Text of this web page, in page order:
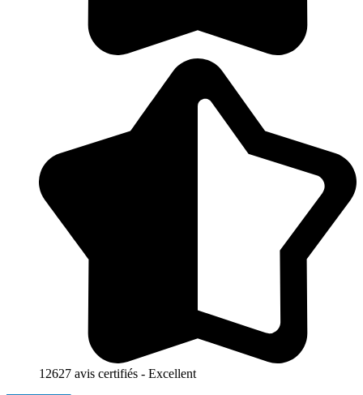
12627 avis certifiés - Excellent